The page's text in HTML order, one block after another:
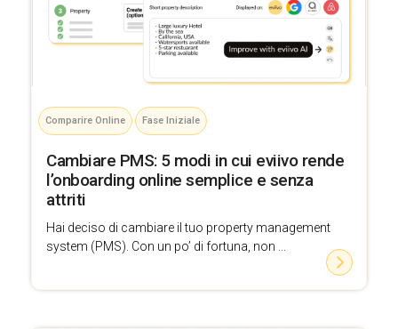
Comparire Online Fase Iniziale
Cambiare PMS: 5 modi in cui eviivo rende
l’onboarding online semplice e senza
attriti
Hai deciso di cambiare il tuo property management
system (PMS). Con un po’ di fortuna, non ...